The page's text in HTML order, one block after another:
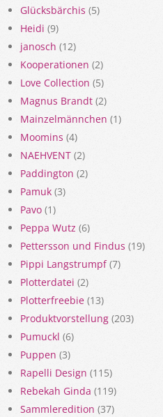
Glücksbärchis (5)
Heidi (9)
janosch (12)
Kooperationen (2)
Love Collection (5)
Magnus Brandt (2)
Mainzelmännchen (1)
Moomins (4)
NAEHVENT (2)
Paddington (2)
Pamuk (3)
Pavo (1)
Peppa Wutz (6)
Pettersson und Findus (19)
Pippi Langstrumpf(7)
Plotterdatei (2)
Plotterfreebie (13)
Produktvorstellung (203)
Pumuckl (6)
Puppen (3)
Rapelli Design (115)
Rebekah Ginda (119)
Sammleredition (37)